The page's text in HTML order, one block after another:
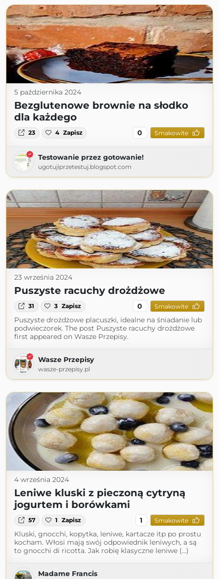
5 października 2024
Bezglutenowe brownie na słodko
dla każdego
23 4 Zapisz 0 Smakowite
Testowanie przez gotowanie!
ugotujiprzetestuj.blogspot.com
23 września 2024
Puszyste racuchy drożdżowe
31 3 Zapisz 0 Smakowite
Puszyste drożdżowe placuszki, idealne na śniadanie lub
podwieczorek. The post Puszyste racuchy drożdżowe
first appeared on Wasze Przepisy.
Wasze Przepisy
wasze-przepisy.pl
4 września 2024
Leniwe kluski z pieczoną cytryną
jogurtem i borówkami
57 1 Zapisz 1 Smakowite
Kluski, gnocchi, kopytka, leniwe, kartacze itp po prostu
kocham. Włosi mają swój odpowiednik leniwych, a są
to gnocchi di ricotta. Jak robię klasyczne leniwe (...)
Madame Francis